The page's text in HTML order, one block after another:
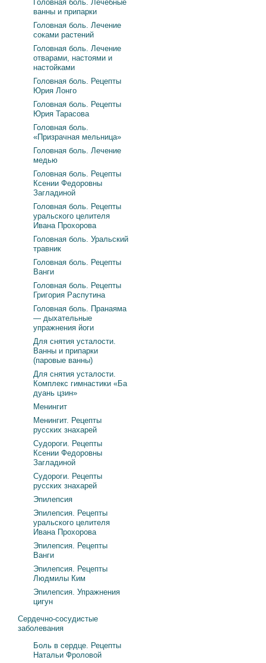
Головная боль. Лечебные
ванны и припарки
Головная боль. Лечение
соками растений
Головная боль. Лечение
отварами, настоями и
настойками
Головная боль. Рецепты
Юрия Лонго
Головная боль. Рецепты
Юрия Тарасова
Головная боль.
«Призрачная мельница»
Головная боль. Лечение
медью
Головная боль. Рецепты
Ксении Федоровны
Загладиной
Головная боль. Рецепты
уральского целителя
Ивана Прохорова
Головная боль. Уральский
травник
Головная боль. Рецепты
Ванги
Головная боль. Рецепты
Григория Распутина
Головная боль. Пранаяма
— дыхательные
упражнения йоги
Для снятия усталости.
Ванны и припарки
(паровые ванны)
Для снятия усталости.
Комплекс гимнастики «Ба
дуань цзин»
Менингит
Менингит. Рецепты
русских знахарей
Судороги. Рецепты
Ксении Федоровны
Загладиной
Судороги. Рецепты
русских знахарей
Эпилепсия
Эпилепсия. Рецепты
уральского целителя
Ивана Прохорова
Эпилепсия. Рецепты
Ванги
Эпилепсия. Рецепты
Людмилы Ким
Эпилепсия. Упражнения
цигун
Сердечно-сосудистые
заболевания
Боль в сердце. Рецепты
Натальи Фроловой